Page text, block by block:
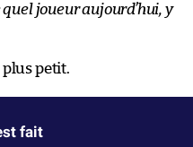
joueur aujourd’hui, y
plus petit.
fait